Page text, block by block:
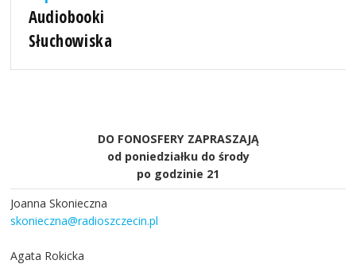
Audiobooki
Słuchowiska
DO FONOSFERY ZAPRASZAJĄ
od poniedziałku do środy
po godzinie 21
Joanna Skonieczna
skonieczna@radioszczecin.pl
Agata Rokicka